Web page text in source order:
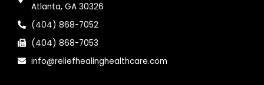
Atlanta, GA 30326
(404) 868-7052
(404) 868-7053
info@reliefhealinghealthcare.com